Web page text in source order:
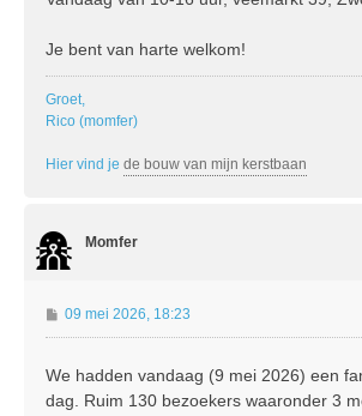
Je bent van harte welkom!
Groet,
Rico (momfer)
Hier vind je de bouw van mijn kerstbaan
Momfer
B
e
i
c
09 mei 2026, 18:23
We hadden vandaag (9 mei 2026) een
dag. Ruim 130 bezoekers waaronder 3